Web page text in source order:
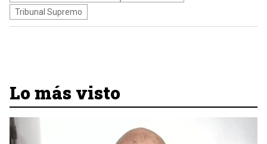
Tribunal Supremo
Lo más visto